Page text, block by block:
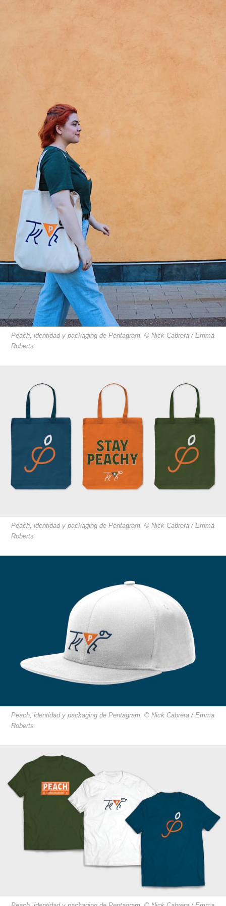
Peach, identidad y packaging de Pentagram. © Nick Cabrera / Emma
Roberts
Peach, identidad y packaging de Pentagram. © Nick Cabrera / Emma
Roberts
Peach, identidad y packaging de Pentagram. © Nick Cabrera / Emma
Roberts